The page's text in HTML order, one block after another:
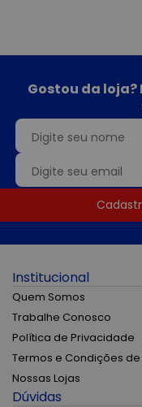
Gostou da
Institucional
Quem Somos
Trabalhe Conosco
Política de Privacidade
Termos e Condições de
Nossas Lojas
Dúvidas